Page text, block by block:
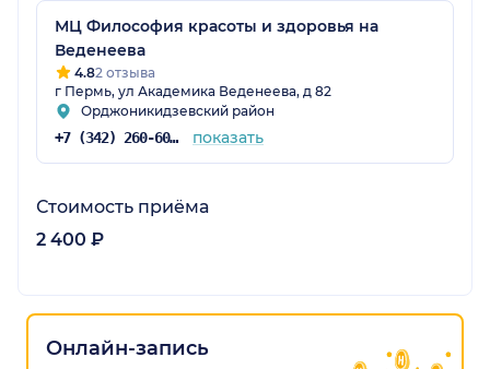
МЦ Философия красоты и здоровья на
Веденеева
4.82 отзыва
г Пермь, ул Академика Веденеева, д 82
Орджоникидзевский район
+7 (342) 260-60-60 показать
Стоимость приёма
2 400 ₽
Онлайн-запись